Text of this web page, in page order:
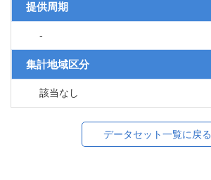
提供周期
-
集計地域区分
該当なし
データセット一覧に戻る